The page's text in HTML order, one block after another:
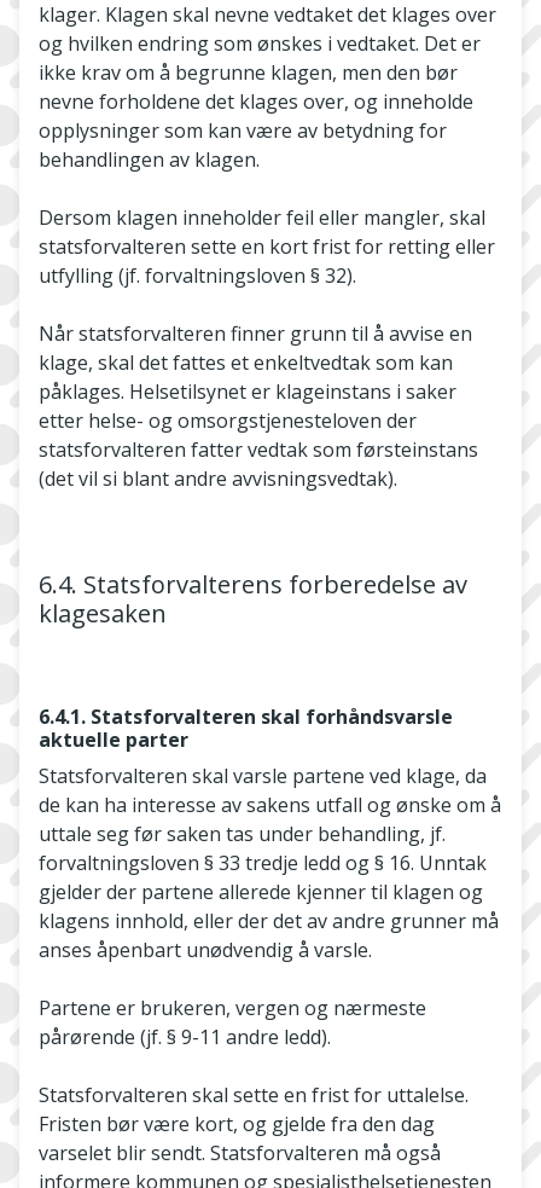
klager. Klagen skal nevne vedtaket det klages over
og hvilken endring som ønskes i vedtaket. Det er
ikke krav om å begrunne klagen, men den bør
nevne forholdene det klages over, og inneholde
opplysninger som kan være av betydning for
behandlingen av klagen.
Dersom klagen inneholder feil eller mangler, skal
statsforvalteren sette en kort frist for retting eller
utfylling (jf. forvaltningsloven § 32).
Når statsforvalteren finner grunn til å avvise en
klage, skal det fattes et enkeltvedtak som kan
påklages. Helsetilsynet er klageinstans i saker
etter helse- og omsorgstjenesteloven der
statsforvalteren fatter vedtak som førsteinstans
(det vil si blant andre avvisningsvedtak).
6.4. Statsforvalterens forberedelse av
klagesaken
6.4.1. Statsforvalteren skal forhåndsvarsle
aktuelle parter
Statsforvalteren skal varsle partene ved klage, da
de kan ha interesse av sakens utfall og ønske om å
uttale seg før saken tas under behandling, jf.
forvaltningsloven § 33 tredje ledd og § 16. Unntak
gjelder der partene allerede kjenner til klagen og
klagens innhold, eller der det av andre grunner må
anses åpenbart unødvendig å varsle.
Partene er brukeren, vergen og nærmeste
pårørende (jf. § 9-11 andre ledd).
Statsforvalteren skal sette en frist for uttalelse.
Fristen bør være kort, og gjelde fra den dag
varselet blir sendt. Statsforvalteren må også
informere kommunen og spesialisthelsetjenesten